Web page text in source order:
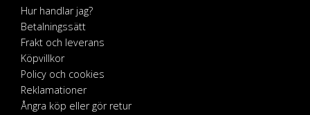
Hur handlar jag?
Betalningssätt
Frakt och leverans
Köpvillkor
Policy och cookies
Reklamationer
Ångra köp eller gör retur